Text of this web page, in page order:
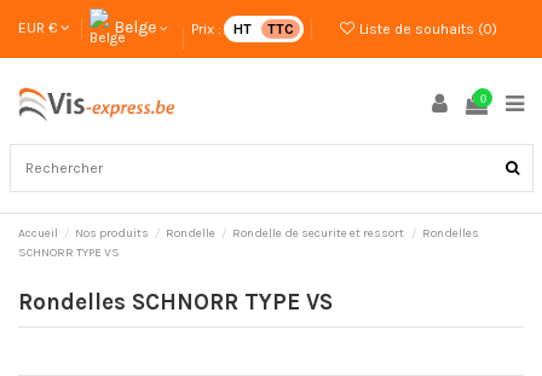
EUR € Belge Prix : HT TTC Liste de souhaits (0)
0
Accueil Nos produits Rondelle Rondelle de securite et ressort
Rondelles
SCHNORR TYPE VS
Rondelles SCHNORR TYPE VS